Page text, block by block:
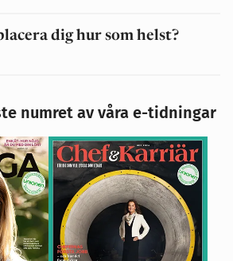
dig hur som helst?
numret av våra e-tidningar